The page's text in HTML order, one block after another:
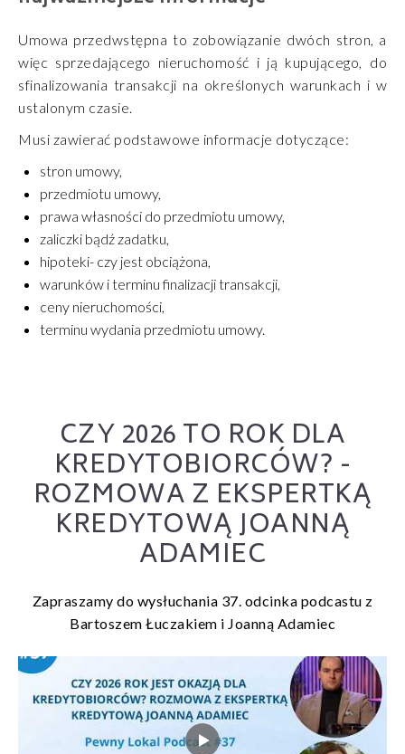
Umowa przedwstępna to zobowiązanie dwóch stron, a
więc sprzedającego nieruchomość i ją kupującego, do
sfinalizowania transakcji na określonych warunkach i w
ustalonym czasie.
Musi zawierać podstawowe informacje dotyczące:
stron umowy,
przedmiotu umowy,
prawa własności do przedmiotu umowy,
zaliczki bądź zadatku,
hipoteki- czy jest obciążona,
warunków i terminu finalizacji transakcji,
ceny nieruchomości,
terminu wydania przedmiotu umowy.
CZY 2026 TO ROK DLA
KREDYTOBIORCÓW? -
ROZMOWA Z EKSPERTKĄ
KREDYTOWĄ JOANNĄ
ADAMIEC
Zapraszamy do wysłuchania 37. odcinka podcastu z
Bartoszem Łuczakiem i Joanną Adamiec